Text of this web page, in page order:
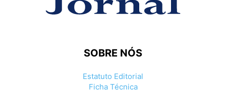
SOBRE NÓS
Estatuto Editorial
Ficha Técnica